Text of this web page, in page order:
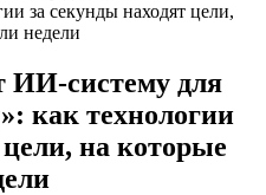
за секунды находят цели,
недели
ИИ-систему для
как технологии
на которые